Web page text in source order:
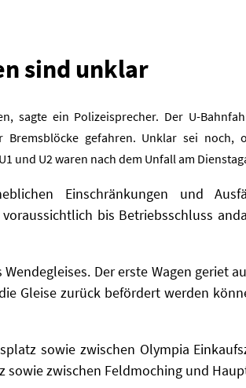
sind unklar
sagte ein Polizeisprecher. Der U-
gefahren. Unklar sei noch,
und U2 waren nach dem Unfall am
Einschränkungen und
bis Betriebsschluss
Der erste Wagen geriet
Gleise zurück befördert werden
sowie zwischen Olympia
sowie zwischen Feldmoching und